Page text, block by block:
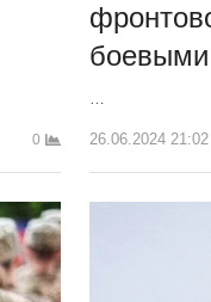
0
…
26.06.2024 21:02